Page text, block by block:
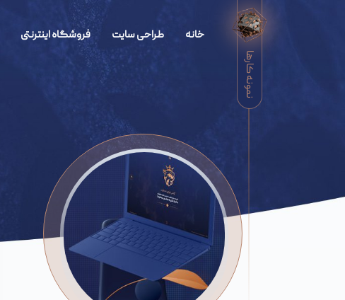
نمونه کارها
خانه طراحی سایت فروشگاه اینترنتی